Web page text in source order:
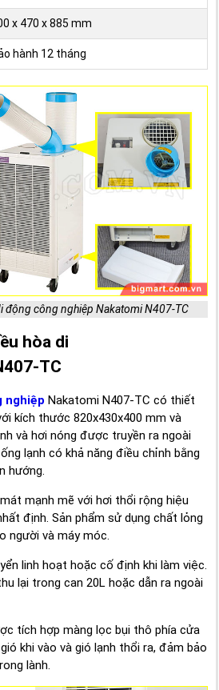
x 470 x 885 mm
hành 12 tháng
động công nghiệp Nakatomi N407-TC
hòa di
TC
nghiệp Nakatomi N407-TC có thiết
kích thước 820x430x400 mm và
và hơi nóng được truyền ra ngoài
lạnh có khả năng điều chỉnh bằng
hướng.
mạnh mẽ với hơi thổi rộng hiệu
định. Sản phẩm sử dụng chất lỏng
người và máy móc.
linh hoạt hoặc cố định khi làm việc.
lại trong can 20L hoặc dẫn ra ngoài
tích hợp màng lọc bụi thô phía cửa
khi vào và gió lạnh thổi ra, đảm bảo
lành.